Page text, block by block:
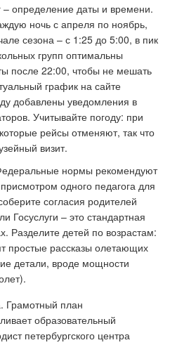
определение даты и времени.
ночь с апреля по ноябрь,
сезона – с 1:25 до 5:00, в пик
групп оптимальны
после 22:00, чтобы не мешать
график на сайте
добавлены уведомления в
Учитывайте погоду: при
рейсы отменяют, так что
визит.
нормы рекомендуют
одного педагога для
согласия родителей
Госуслуги – это стандартная
Разделите детей по возрастам:
простые рассказы олетающих
детали, вроде мощности
Грамотный план
образовательный
петербургского центра